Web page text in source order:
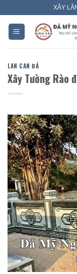
content
XÂY
LAN CAN ĐÁ
Xây Tường Rào